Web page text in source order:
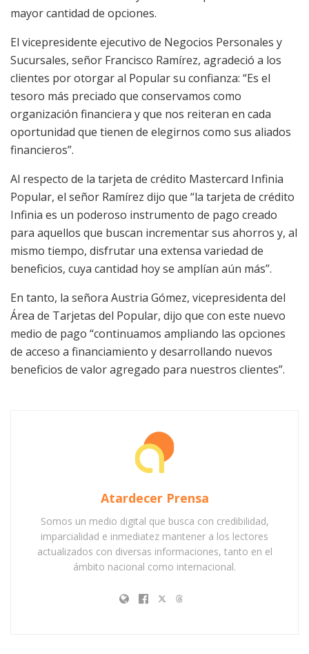
mayor cantidad de opciones.
El vicepresidente ejecutivo de Negocios Personales y
Sucursales, señor Francisco Ramírez, agradeció a los
clientes por otorgar al Popular su confianza: “Es el
tesoro más preciado que conservamos como
organización financiera y que nos reiteran en cada
oportunidad que tienen de elegirnos como sus aliados
financieros”.
Al respecto de la tarjeta de crédito Mastercard Infinia
Popular, el señor Ramírez dijo que “la tarjeta de crédito
Infinia es un poderoso instrumento de pago creado
para aquellos que buscan incrementar sus ahorros y, al
mismo tiempo, disfrutar una extensa variedad de
beneficios, cuya cantidad hoy se amplían aún más”.
En tanto, la señora Austria Gómez, vicepresidenta del
Área de Tarjetas del Popular, dijo que con este nuevo
medio de pago “continuamos ampliando las opciones
de acceso a financiamiento y desarrollando nuevos
beneficios de valor agregado para nuestros clientes”.
Atardecer Prensa
Somos un medio digital que busca con credibilidad,
imparcialidad e inmediatez mantener a los lectores
actualizados con diversas informaciones, tanto en el
ámbito nacional como internacional.